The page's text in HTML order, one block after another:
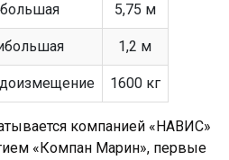
5,75 м
1,2 м
1600 кг
компанией «НАВИС»
«Компан Марин», первые